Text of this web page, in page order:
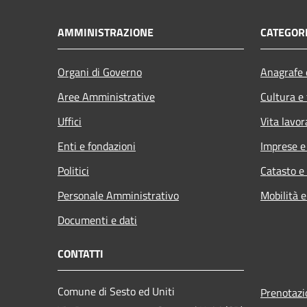
AMMINISTRAZIONE
Organi di Governo
Aree Amministrative
Uffici
Enti e fondazioni
Politici
Personale Amministrativo
Documenti e dati
Cultura
Vita
Imprese
Catasto
Mobilità
CONTATTI
Comune di Sesto ed Uniti